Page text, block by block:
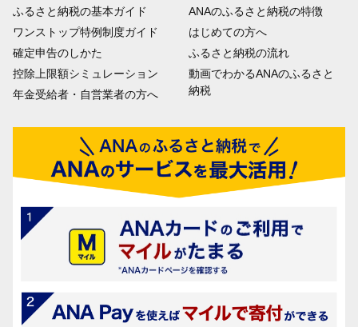
ふるさと納税の基本ガイド
ワンストップ特例制度ガイド
確定申告のしかた
控除上限額シミュレーション
年金受給者・自営業者の方へ
ANAのふるさと納税の特徴
はじめての方へ
ふるさと納税の流れ
動画でわかるANAのふるさと
納税